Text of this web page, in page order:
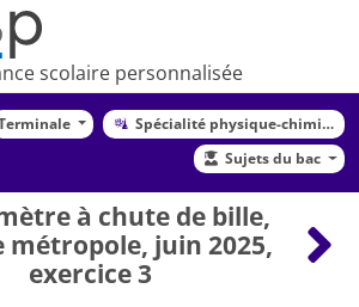
scolaire personnalisée
Spécialité physique-chimie
Sujets du bac
à chute de bille,
métropole, juin 2025,
exercice 3